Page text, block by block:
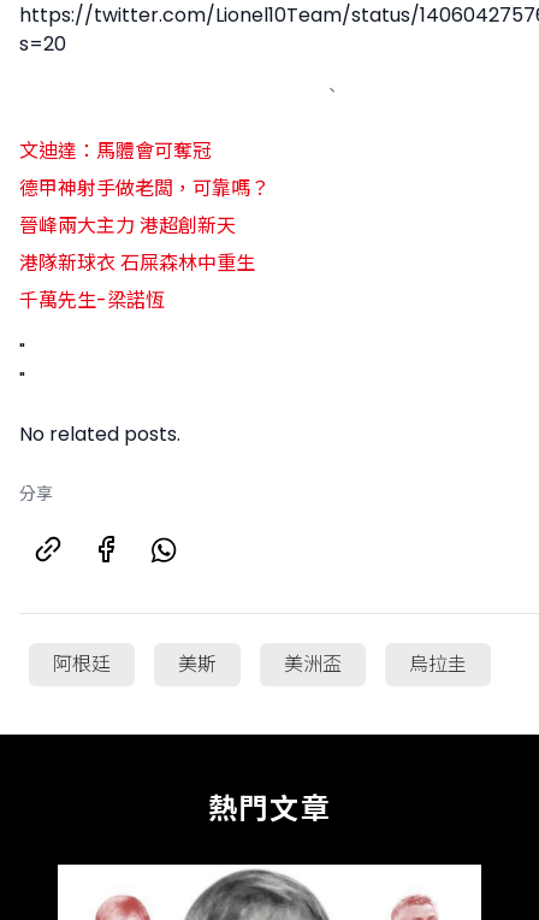
https://twitter.com/Lionel10Team/status/
s=20
、
千萬先生-梁諾恆
港隊新球衣 石屎森林中重生
晉峰兩大主力 港超創新天
德甲神射手做老闆，可靠嗎？
文迪達：馬體會可奪冠
"
"
No related posts.
分享
阿根廷 美斯 美洲盃 烏拉圭
熱門文章